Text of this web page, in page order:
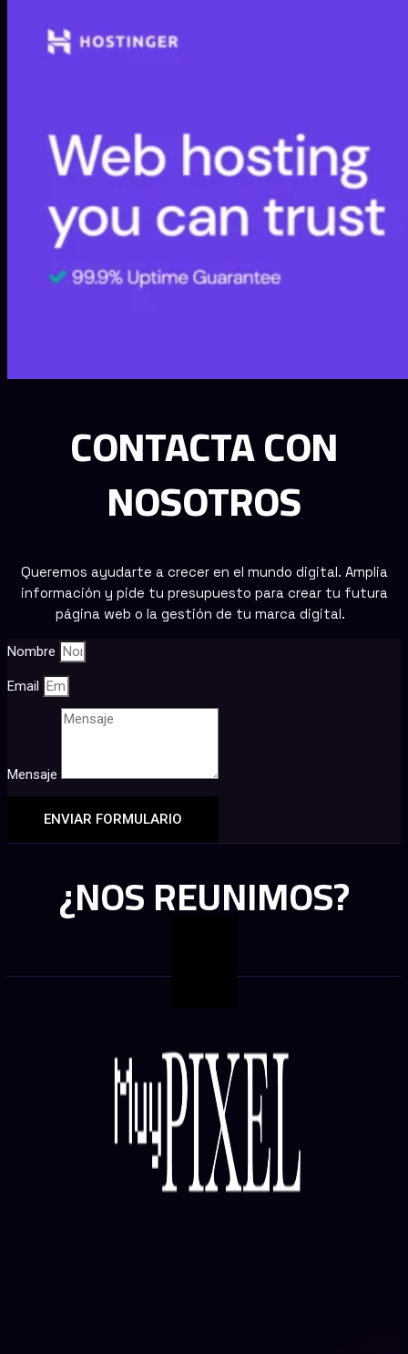
CONTACTA CON
NOSOTROS
Queremos ayudarte a crecer en el mundo digital. Amplia
información y pide tu presupuesto para crear tu futura
página web o la gestión de tu marca digital.
Nombre
Email
Mensaje
ENVIAR FORMULARIO
¿NOS REUNIMOS?